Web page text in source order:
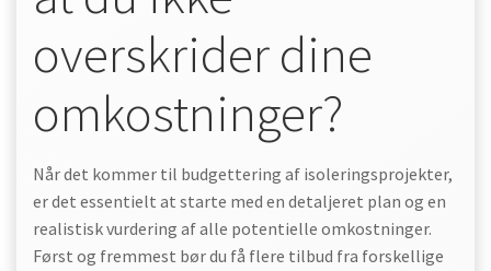
overskrider dine
omkostninger?
Når det kommer til budgettering af isoleringsprojekter,
er det essentielt at starte med en detaljeret plan og en
realistisk vurdering af alle potentielle omkostninger.
Først og fremmest bør du få flere tilbud fra forskellige